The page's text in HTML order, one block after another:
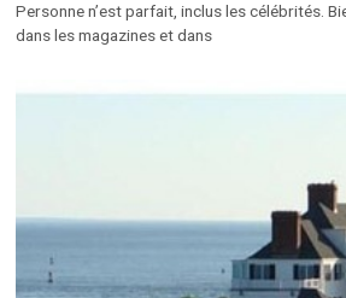
Personne n’est parfait, inclus les célébrités.
dans les magazines et dans